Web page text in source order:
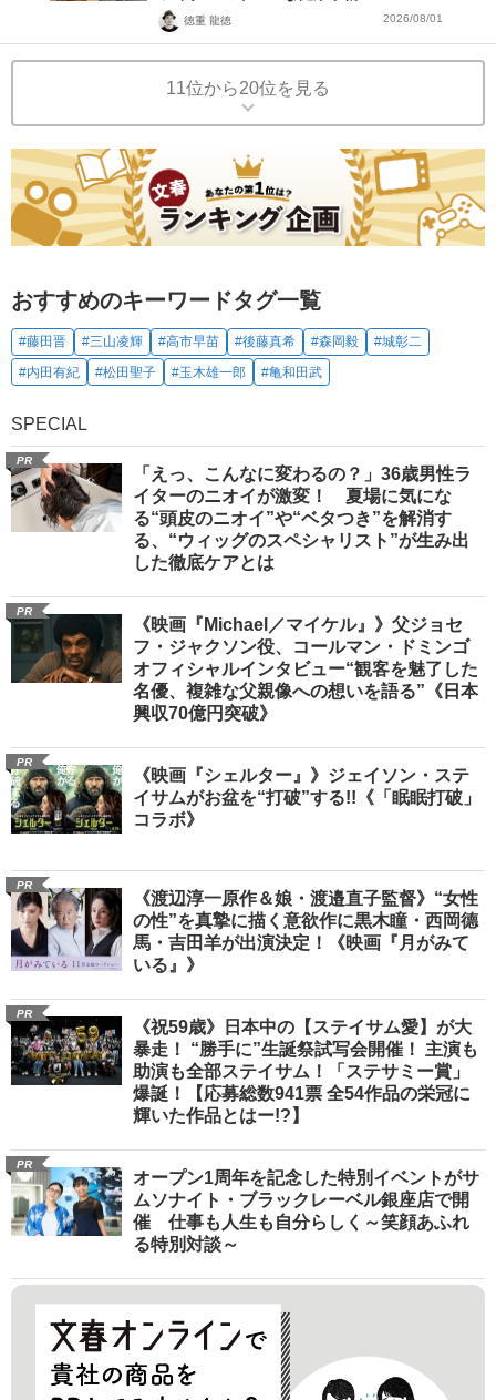
徳重 龍徳 2026/08/01
11位から20位を見る
おすすめのキーワードタグ一覧
#藤田晋 #三山凌輝 #高市早苗 #後藤真希 #森岡毅
#城彰二
#内田有紀
#松田聖子 #玉木雄一郎 #亀和田武
SPECIAL
PR
「えっ、こんなに変わるの？」36歳男性ラ
イターのニオイが激変！ 夏場に気にな
る“頭皮のニオイ”や“ベタつき”を解消す
る、“ウィッグのスペシャリスト”が生み出
した徹底ケアとは
PR
《映画『Michael／マイケル』》父ジョセ
フ・ジャクソン役、コールマン・ドミンゴ
オフィシャルインタビュー“観客を魅了した
名優、複雑な父親像への想いを語る”《日本
興収70億円突破》
PR
《映画『シェルター』》ジェイソン・ステ
イサムがお盆を“打破”する!!《「眠眠打破」
コラボ》
PR
《渡辺淳一原作＆娘・渡邉直子監督》“女性
の性”を真摯に描く意欲作に黒木瞳・西岡德
馬・吉田羊が出演決定！《映画『月がみて
いる』》
PR
《祝59歳》日本中の【ステイサム愛】が大
暴走！ “勝手に”生誕祭試写会開催！ 主演も
助演も全部ステイサム！「ステサミー賞」
爆誕！【応募総数941票 全54作品の栄冠に
輝いた作品とはー!?】
PR
オープン1周年を記念した特別イベントがサ
ムソナイト・ブラックレーベル銀座店で開
催 仕事も人生も自分らしく～笑顔あふれ
る特別対談～